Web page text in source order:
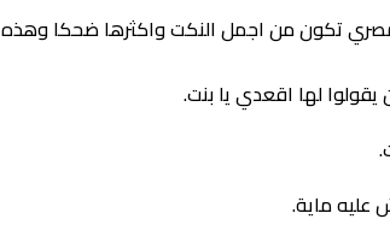
المصري تكون من اجمل النكت واكثرها ضحكا
لها اقعدي يا بنت.
عليه ماية.